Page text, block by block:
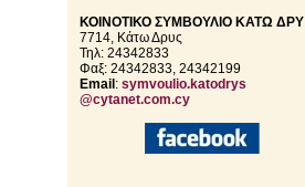
ΚΟΙΝΟΤΙΚΟ ΣΥΜΒΟΥΛΙΟ ΚΑΤΩ ΔΡΥ
7714, Κάτω Δρυς
Τηλ: 24342833
Φαξ: 24342833, 24342199
Email : symvoulio.katodrys
@cytanet.com.cy